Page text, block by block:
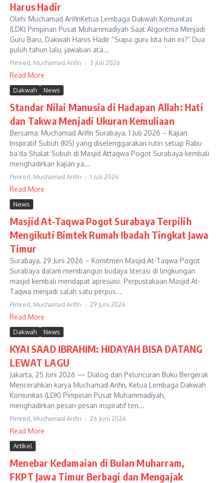
Harus Hadir
Oleh: Muchamad ArifinKetua Lembaga Dakwah Komunitas
(LDK) Pimpinan Pusat Muhammadiyah Saat Algoritma Menjadi
Guru Baru, Dakwah Harus Hadir “Siapa guru kita hari ini?” Dua
puluh tahun lalu, jawaban ata...
Pimred, Muchamad Arifin 3 Juli 2026
Read More
Dakwah News
Standar Nilai Manusia di Hadapan Allah: Hati
dan Takwa Menjadi Ukuran Kemuliaan
Bersama: Muchamad Arifin Surabaya, 1 Juli 2026 – Kajian
Inspiratif Subuh (KIS) yang diselenggarakan rutin setiap Rabu
ba’da Shalat Subuh di Masjid Attaqwa Pogot Surabaya kembali
menghadirkan kajian ya...
Pimred, Muchamad Arifin 1 Juli 2026
Read More
News
Masjid At-Taqwa Pogot Surabaya Terpilih
Mengikuti Bimtek Rumah Ibadah Tingkat Jawa
Timur
Surabaya, 29 Juni 2026 – Komitmen Masjid At-Taqwa Pogot
Surabaya dalam membangun budaya literasi di lingkungan
masjid kembali mendapat apresiasi. Perpustakaan Masjid At-
Taqwa menjadi salah satu perpus...
Pimred, Muchamad Arifin 29 Juni 2026
Read More
Dakwah News
KYAI SAAD IBRAHIM: HIDAYAH BISA DATANG
LEWAT LAGU
Jakarta, 25 Juni 2026 — Dialog dan Peluncuran Buku Bergerak
Mencerahkan karya Muchamad Arifin, Ketua Lembaga Dakwah
Komunitas (LDK) Pimpinan Pusat Muhammadiyah,
menghadirkan pesan-pesan inspiratif ten...
Pimred, Muchamad Arifin 26 Juni 2026
Read More
Artikel
Menebar Kedamaian di Bulan Muharram,
FKPT Jawa Timur Berbagi dan Mengajak